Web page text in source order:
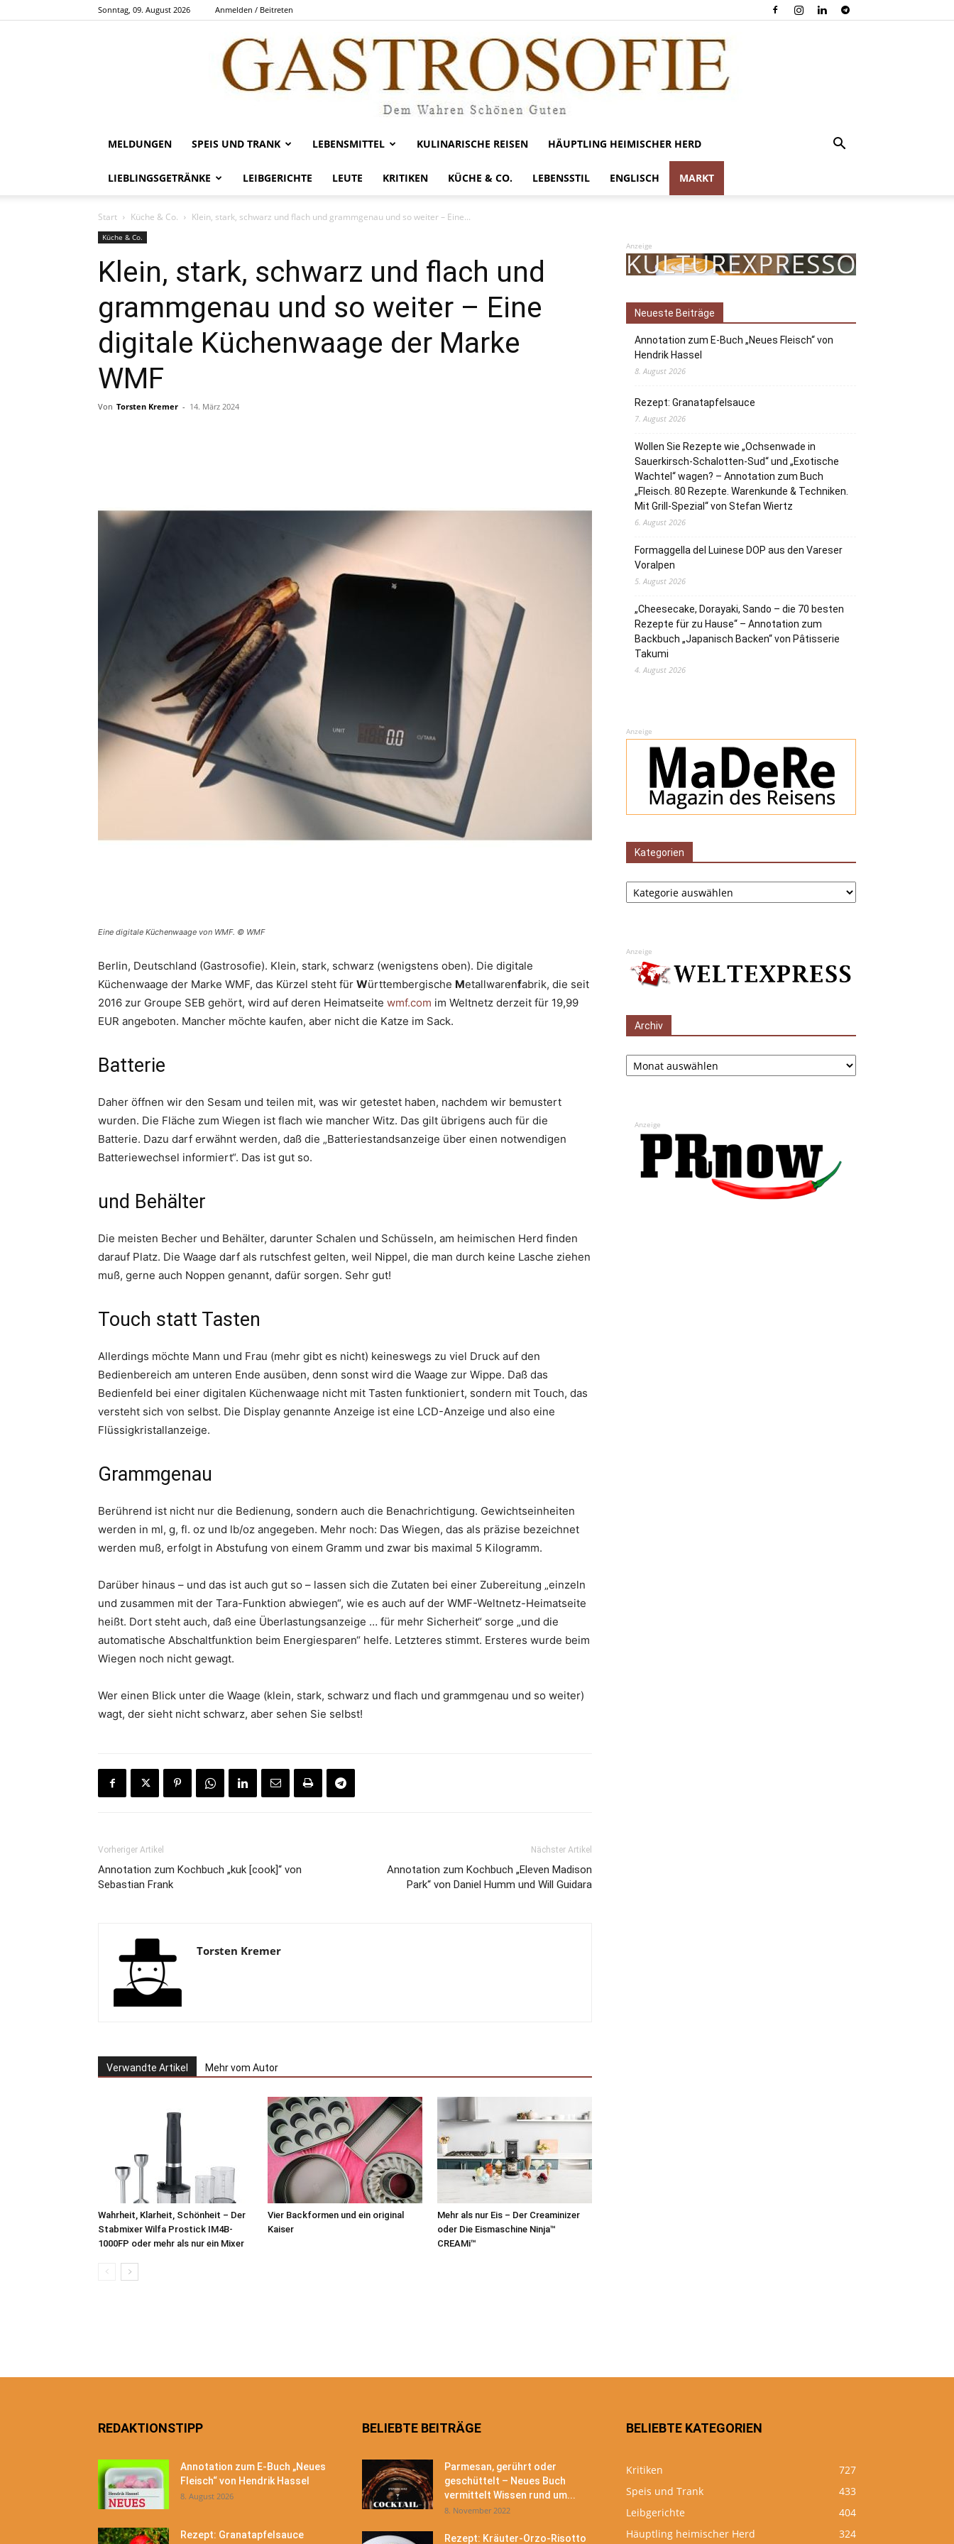
Sonntag, 09. August 2026 Anmelden / Beitreten
Gastrosofie
MELDUNGEN SPEIS UND TRANK LEBENSMITTEL KULINARISCHE REISEN HÄUPTLING HEIMISCHER HERD
LIEBLINGSGETRÄNKE LEIBGERICHTE LEUTE KRITIKEN KÜCHE & CO. LEBENSSTIL ENGLISCH MARKT
Start Küche & Co. Klein, stark, schwarz und flach und grammgenau und so weiter – Eine...
Küche & Co.
Klein, stark, schwarz und flach und
grammgenau und so weiter – Eine
digitale Küchenwaage der Marke
WMF
Von Torsten Kremer - 14. März 2024
Eine digitale Küchenwaage von WMF. © WMF
Berlin, Deutschland (Gastrosofie). Klein, stark, schwarz (wenigstens oben). Die digitale
Küchenwaage der Marke WMF, das Kürzel steht für Württembergische Metallwarenfabrik, die seit
2016 zur Groupe SEB gehört, wird auf deren Heimatseite wmf.com im Weltnetz derzeit für 19,99
EUR angeboten. Mancher möchte kaufen, aber nicht die Katze im Sack.
Batterie
Daher öffnen wir den Sesam und teilen mit, was wir getestet haben, nachdem wir bemustert
wurden. Die Fläche zum Wiegen ist flach wie mancher Witz. Das gilt übrigens auch für die
Batterie. Dazu darf erwähnt werden, daß die „Batteriestandsanzeige über einen notwendigen
Batteriewechsel informiert“. Das ist gut so.
und Behälter
Die meisten Becher und Behälter, darunter Schalen und Schüsseln, am heimischen Herd finden
darauf Platz. Die Waage darf als rutschfest gelten, weil Nippel, die man durch keine Lasche ziehen
muß, gerne auch Noppen genannt, dafür sorgen. Sehr gut!
Touch statt Tasten
Allerdings möchte Mann und Frau (mehr gibt es nicht) keineswegs zu viel Druck auf den
Bedienbereich am unteren Ende ausüben, denn sonst wird die Waage zur Wippe. Daß das
Bedienfeld bei einer digitalen Küchenwaage nicht mit Tasten funktioniert, sondern mit Touch, das
versteht sich von selbst. Die Display genannte Anzeige ist eine LCD-Anzeige und also eine
Flüssigkristallanzeige.
Grammgenau
Berührend ist nicht nur die Bedienung, sondern auch die Benachrichtigung. Gewichtseinheiten
werden in ml, g, fl. oz und lb/oz angegeben. Mehr noch: Das Wiegen, das als präzise bezeichnet
werden muß, erfolgt in Abstufung von einem Gramm und zwar bis maximal 5 Kilogramm.
Darüber hinaus – und das ist auch gut so – lassen sich die Zutaten bei einer Zubereitung „einzeln
und zusammen mit der Tara-Funktion abwiegen“, wie es auch auf der WMF-Weltnetz-Heimatseite
heißt. Dort steht auch, daß eine Überlastungsanzeige … für mehr Sicherheit“ sorge „und die
automatische Abschaltfunktion beim Energiesparen“ helfe. Letzteres stimmt. Ersteres wurde beim
Wiegen noch nicht gewagt.
Wer einen Blick unter die Waage (klein, stark, schwarz und flach und grammgenau und so weiter)
wagt, der sieht nicht schwarz, aber sehen Sie selbst!
Vorheriger Artikel
Annotation zum Kochbuch „kuk [cook]“ von
Sebastian Frank
Nächster Artikel
Annotation zum Kochbuch „Eleven Madison
Park“ von Daniel Humm und Will Guidara
Torsten Kremer
Verwandte Artikel Mehr vom Autor
Wahrheit, Klarheit, Schönheit – Der
Stabmixer Wilfa Prostick IM4B-
1000FP oder mehr als nur ein Mixer
Vier Backformen und ein original
Kaiser
Mehr als nur Eis – Der Creaminizer
oder Die Eismaschine Ninja™
CREAMi™
Anzeige
Neueste Beiträge
Annotation zum E-Buch „Neues Fleisch“ von
Hendrik Hassel
8. August 2026
Rezept: Granatapfelsauce
7. August 2026
Wollen Sie Rezepte wie „Ochsenwade in
Sauerkirsch-Schalotten-Sud“ und „Exotische
Wachtel“ wagen? – Annotation zum Buch
„Fleisch. 80 Rezepte. Warenkunde & Techniken.
Mit Grill-Spezial“ von Stefan Wiertz
6. August 2026
Formaggella del Luinese DOP aus den Vareser
Voralpen
5. August 2026
„Cheesecake, Dorayaki, Sando – die 70 besten
Rezepte für zu Hause“ – Annotation zum
Backbuch „Japanisch Backen“ von Pâtisserie
Takumi
4. August 2026
Anzeige
Kategorien
Kategorien
Anzeige
Archiv
Archiv
Anzeige
REDAKTIONSTIPP
Annotation zum E-Buch „Neues
Fleisch“ von Hendrik Hassel
8. August 2026
Rezept: Granatapfelsauce
BELIEBTE BEITRÄGE
Parmesan, gerührt oder
geschüttelt – Neues Buch
vermittelt Wissen rund um...
8. November 2022
Rezept: Kräuter-Orzo-Risotto
BELIEBTE KATEGORIEN
Kritiken
727
Speis und Trank
433
Leibgerichte
404
Häuptling heimischer Herd
324